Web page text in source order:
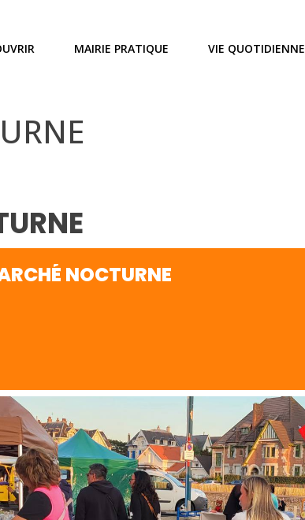
MAIRIE PRATIQUE VIE QUOTIDIENNE
NOCTURNE